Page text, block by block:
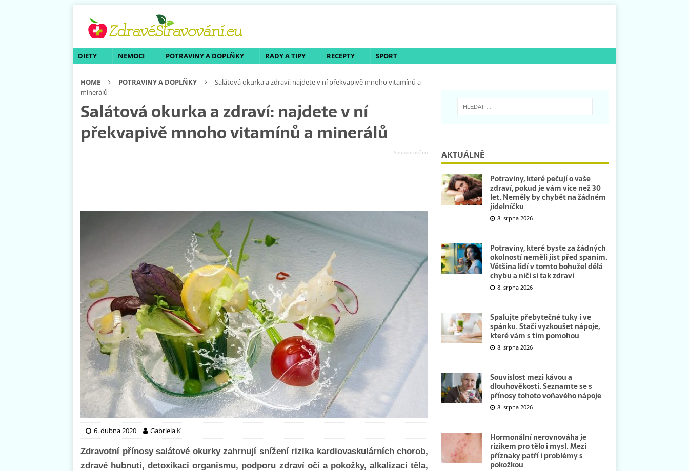
DIETY NEMOCI POTRAVINY A DOPLŇKY RADY A TIPY RECEPTY SPORT
HOME POTRAVINY A DOPLŇKY
Salátová okurka a zdraví: najdete v ní překvapivě mnoho vitamínů a
minerálů
Salátová okurka a zdraví: najdete v ní
překvapivě mnoho vitamínů a minerálů
6. dubna 2020 Gabriela K
Zdravotní přínosy salátové okurky zahrnují snížení rizika kardiovaskulárních chorob,
zdravé hubnutí, detoxikaci organismu, podporu zdraví očí a pokožky, alkalizaci těla,
AKTUÁLNĚ
Potraviny, které pečují o vaše
zdraví, pokud je vám více než 30
let. Neměly by chybět na žádném
jídelníčku
8. srpna 2026
Potraviny, které byste za žádných
okolností neměli jíst před spaním.
Většina lidí v tomto bohužel dělá
chybu a ničí si tak zdraví
8. srpna 2026
Spalujte přebytečné tuky i ve
spánku. Stačí vyzkoušet nápoje,
které vám s tím pomohou
8. srpna 2026
Souvislost mezi kávou a
dlouhověkostí. Seznamte se s
přínosy tohoto voňavého nápoje
8. srpna 2026
Hormonální nerovnováha je
rizikem pro tělo i mysl. Mezi
příznaky patří i problémy s
pokožkou